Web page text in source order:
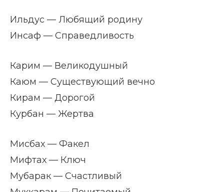
Ильдус — Любящий родину
Инсаф — Справедливость
Карим — Великодушный
Каюм — Существующий вечно
Кирам — Дорогой
Курбан — Жертва
Мисбах — Факел
Мифтах — Ключ
Мубарак — Счастливый